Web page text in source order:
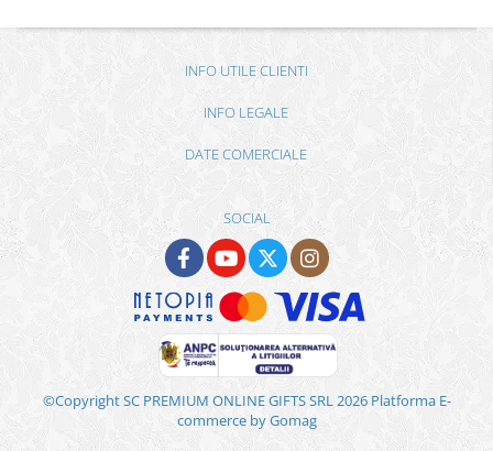
INFO UTILE CLIENTI
INFO LEGALE
DATE COMERCIALE
SOCIAL
©Copyright SC PREMIUM ONLINE GIFTS SRL 2026 Platforma E-
commerce by Gomag